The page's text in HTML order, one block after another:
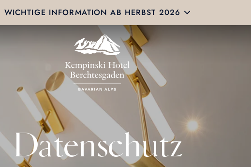
WICHTIGE INFORMATION AB HERBST 2026
Datenschutz